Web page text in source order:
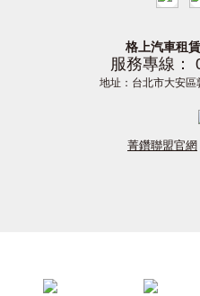
格上汽車租
服務專線：
地址：台北市大安
菁鑽聯盟官網